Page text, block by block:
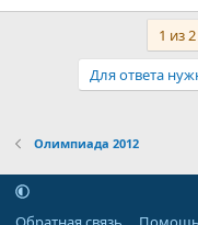
1 из 2
Для ответа
Олимпиада 2012